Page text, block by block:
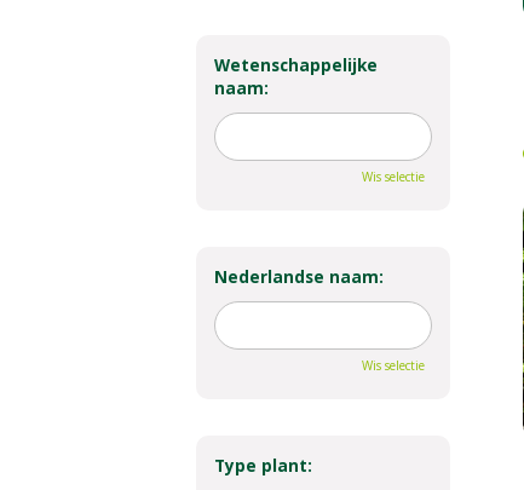
Wetenschappelijke
naam:
Wis selectie
Nederlandse naam:
Wis selectie
Type plant: